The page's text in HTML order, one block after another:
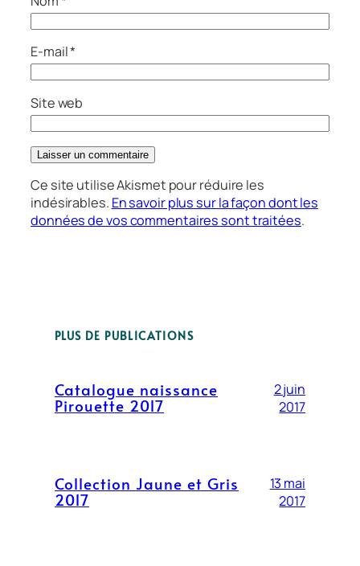
E-mail*
Site web
Ce site utilise Akismet pour réduire les
indésirables. En savoir plus sur la façon dont les
données de vos commentaires sont traitées.
PLUS DE PUBLICATIONS
Catalogue naissance
Pirouette 2017
2 juin
2017
Collection Jaune et Gris
2017
13 mai
2017